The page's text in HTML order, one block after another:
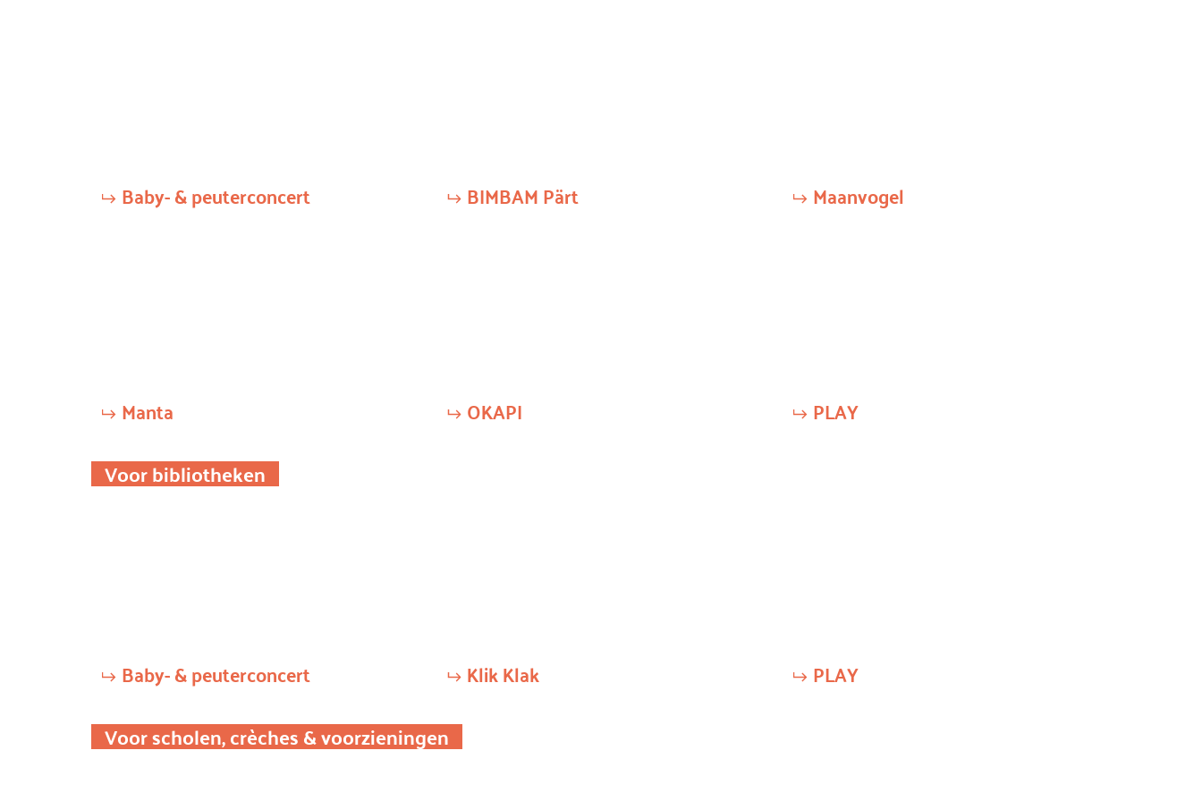
Baby- & peuterconcert BIMBAM Pärt Maanvogel
Manta OKAPI PLAY
Voor bibliotheken
Baby- & peuterconcert Klik Klak PLAY
Voor scholen, crèches & voorzieningen